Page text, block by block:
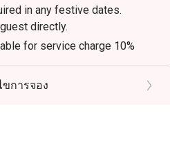
เนียลแบบร่วมสมัย ที่ให้ความ
ามอบอุ่น บรรยากาศภายในได้
รมชาติได้อย่างเต็มที่ สร้าง
อระดับ
มาเยือนจะได้ลิ้มลองเมนูอาหาร
in any festive dates.
directly.
for service charge 10%
Saturday): 12:00 PM – 2:30
PM – 10:00 PM
การจอง